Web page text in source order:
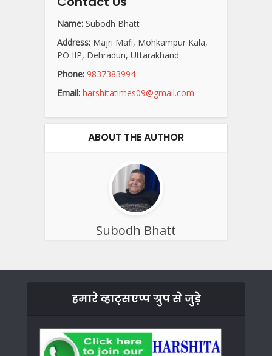
Name: Subodh Bhatt
Address: Majri Mafi, Mohkampur Kala,
PO IIP, Dehradun, Uttarakhand
Phone: 9837383994
Email: harshitatimes09@gmail.com
ABOUT THE AUTHOR
Subodh Bhatt
हमारे व्हाट्सएप्प ग्रुप से जुड़े